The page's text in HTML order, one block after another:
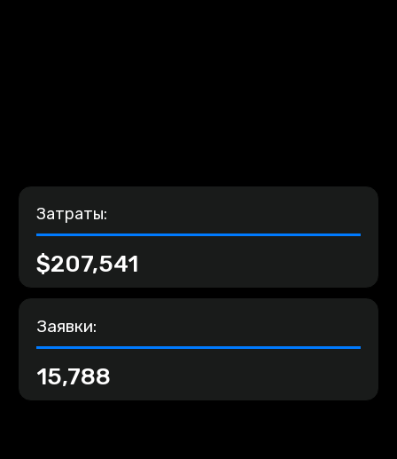
Затраты:
$207,541
Заявки:
15,788